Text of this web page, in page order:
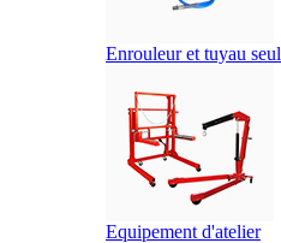
Enrouleur et tuyau seul
Equipement d'atelier